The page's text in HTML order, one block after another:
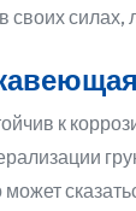
своих силах,
к
может